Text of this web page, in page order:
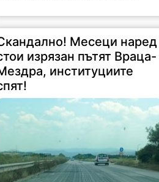
Месеци наред
изрязан пътят Враца-
институциите